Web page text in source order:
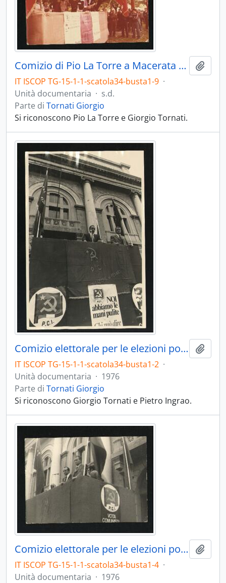
Comizio di Pio La Torre a Macerata Feltria
IT ISCOP TG-15-1-1-scatola34-busta1-9 ·
Unità documentaria · s.d.
Parte di Tornati Giorgio
Si riconoscono Pio La Torre e Giorgio Tornati.
Comizio elettorale per le elezioni politiche del 1976
IT ISCOP TG-15-1-1-scatola34-busta1-2 ·
Unità documentaria · 1976
Parte di Tornati Giorgio
Si riconoscono Giorgio Tornati e Pietro Ingrao.
Comizio elettorale per le elezioni politiche del 1976
IT ISCOP TG-15-1-1-scatola34-busta1-4 ·
Unità documentaria · 1976